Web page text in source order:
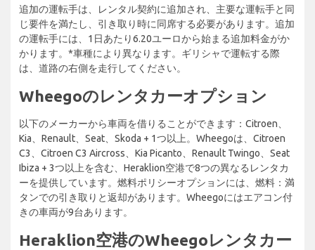
追加の運転手は、レンタル契約に追加され、主要な運転手と同
じ要件を満たし、引き取り時に同席する必要があります。追加
の運転手には、1日あたり6.20ユーロから始まる追加料金がか
かります。*車種により異なります。ギリシャで運転する際
は、道路の右側を走行してください。
Wheegoのレンタカーオプション
以下のメーカーから車両を借りることができます：Citroen、
Kia、Renault、Seat、Skoda + 1つ以上。Wheegoは、Citroen
C3、Citroen C3 Aircross、Kia Picanto、Renault Twingo、Seat
Ibiza + 3つ以上を含む、Heraklion空港で8つの異なるレンタカ
ーを提供しています。燃料ポリシーオプションには、燃料：満
タンでの引き取りと返却があります。Wheegoにはエアコン付
きの車両が9台あります。
Heraklion空港のWheegoレンタカー